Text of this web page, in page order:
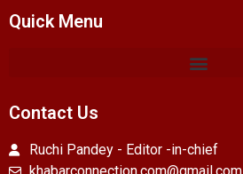
Quick Menu
Contact Us
Ruchi Pandey - Editor -in-chief